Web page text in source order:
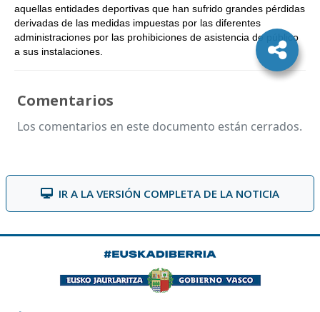
aquellas entidades deportivas que han sufrido grandes pérdidas
derivadas de las medidas impuestas por las diferentes
administraciones por las prohibiciones de asistencia de público
a sus instalaciones.
Comentarios
Los comentarios en este documento están cerrados.
IR A LA VERSIÓN COMPLETA DE LA NOTICIA